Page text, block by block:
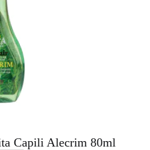
Capili Alecrim 80ml